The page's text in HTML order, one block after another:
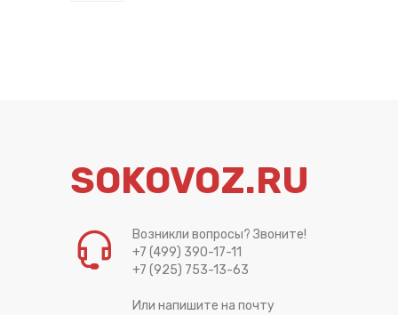
SOKOVOZ.RU
Возникли вопросы? Звоните!
+7 (499) 390-17-11
+7 (925) 753-13-63
Или напишите на почту